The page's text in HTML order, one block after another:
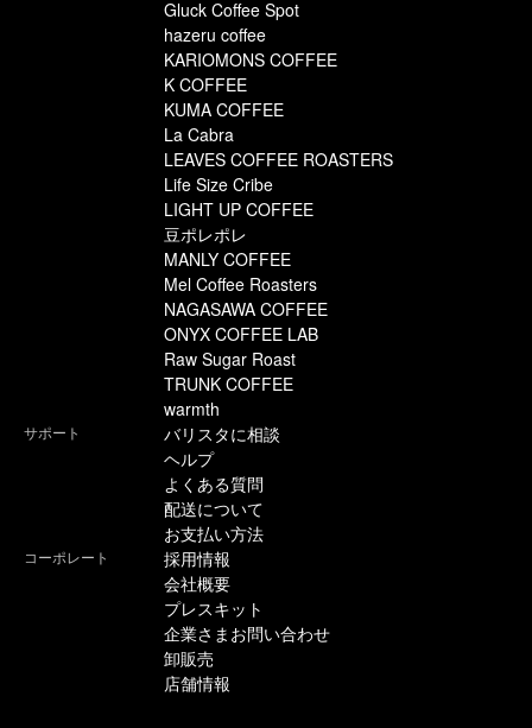
Gluck Coffee Spot
hazeru coffee
KARIOMONS COFFEE
K COFFEE
KUMA COFFEE
La Cabra
LEAVES COFFEE ROASTERS
Life Size Cribe
LIGHT UP COFFEE
豆ポレポレ
MANLY COFFEE
Mel Coffee Roasters
NAGASAWA COFFEE
ONYX COFFEE LAB
Raw Sugar Roast
TRUNK COFFEE
warmth
サポート
バリスタに相談
ヘルプ
よくある質問
配送について
お支払い方法
コーポレート
採用情報
会社概要
プレスキット
企業さまお問い合わせ
卸販売
店舗情報